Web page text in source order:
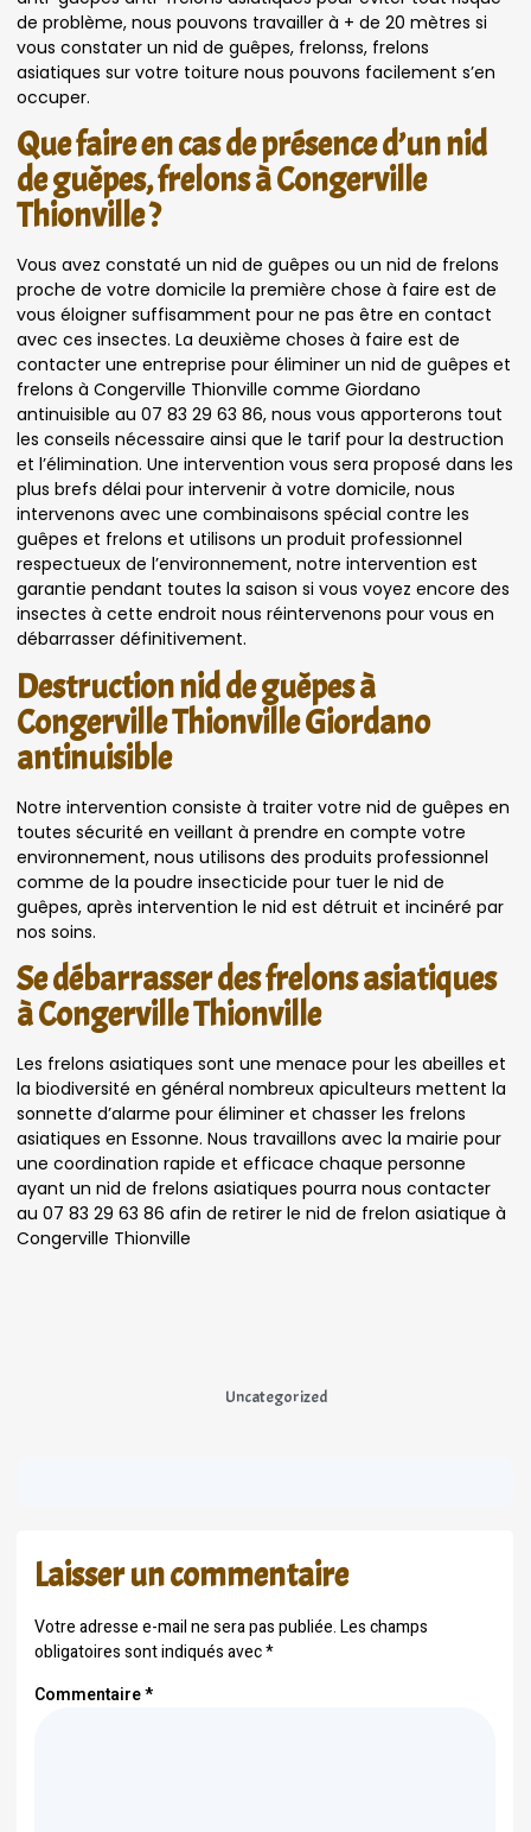
de problème, nous pouvons travailler à + de 20 mètres si
vous constater un nid de guêpes, frelonss, frelons
asiatiques sur votre toiture nous pouvons facilement s’en
occuper.
Que faire en cas de présence d’un nid
de guêpes, frelons à Congerville
Thionville ?
Vous avez constaté un nid de guêpes ou un nid de frelons
proche de votre domicile la première chose à faire est de
vous éloigner suffisamment pour ne pas être en contact
avec ces insectes. La deuxième choses à faire est de
contacter une entreprise pour éliminer un nid de guêpes et
frelons à Congerville Thionville comme Giordano
antinuisible au 07 83 29 63 86, nous vous apporterons tout
les conseils nécessaire ainsi que le tarif pour la destruction
et l’élimination. Une intervention vous sera proposé dans les
plus brefs délai pour intervenir à votre domicile, nous
intervenons avec une combinaisons spécial contre les
guêpes et frelons et utilisons un produit professionnel
respectueux de l’environnement, notre intervention est
garantie pendant toutes la saison si vous voyez encore des
insectes à cette endroit nous réintervenons pour vous en
débarrasser définitivement.
Destruction nid de guêpes à
Congerville Thionville Giordano
antinuisible
Notre intervention consiste à traiter votre nid de guêpes en
toutes sécurité en veillant à prendre en compte votre
environnement, nous utilisons des produits professionnel
comme de la poudre insecticide pour tuer le nid de
guêpes, après intervention le nid est détruit et incinéré par
nos soins.
Se débarrasser des frelons asiatiques
à Congerville Thionville
Les frelons asiatiques sont une menace pour les abeilles et
la biodiversité en général nombreux apiculteurs mettent la
sonnette d’alarme pour éliminer et chasser les frelons
asiatiques en Essonne. Nous travaillons avec la mairie pour
une coordination rapide et efficace chaque personne
ayant un nid de frelons asiatiques pourra nous contacter
au 07 83 29 63 86 afin de retirer le nid de frelon asiatique à
Congerville Thionville
Uncategorized
Laisser un commentaire
Votre adresse e-mail ne sera pas publiée.Les champs
obligatoires sont indiqués avec*
Commentaire*